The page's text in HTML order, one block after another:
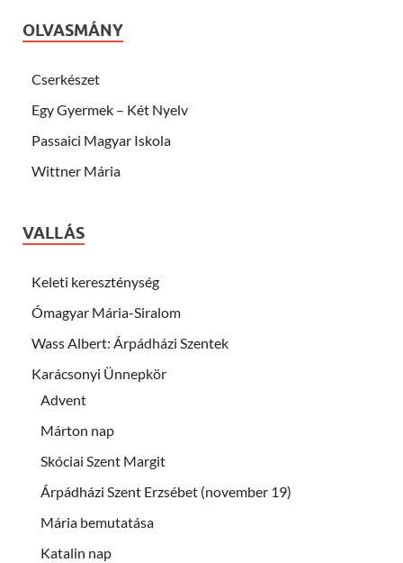
OLVASMÁNY
Cserkészet
Egy Gyermek – Két Nyelv
Passaici Magyar Iskola
Wittner Mária
VALLÁS
Keleti kereszténység
Ómagyar Mária-Siralom
Wass Albert: Árpádházi Szentek
Karácsonyi Ünnepkör
Advent
Márton nap
Skóciai Szent Margit
Árpádházi Szent Erzsébet (november 19)
Mária bemutatása
Katalin nap